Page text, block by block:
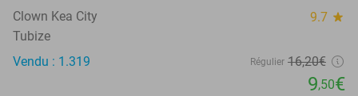
Clown Kea City 9.7 star
Tubize
Vendu : 1.319
Régulier 16,20€
9,50€